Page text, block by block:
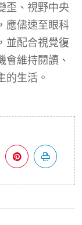
歪、視野中央
應儘速至眼科
並配合視覺復
會維持閱讀、
的生活。